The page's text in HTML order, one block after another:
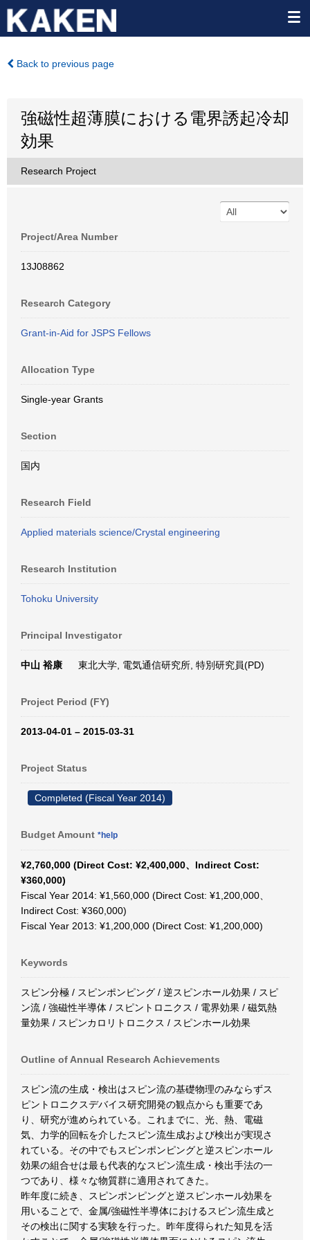
Back to previous page
強磁性超薄膜における電界誘起冷却
効果
Research Project
Project/Area Number
13J08862
Research Category
Grant-in-Aid for JSPS Fellows
Allocation Type
Single-year Grants
Section
国内
Research Field
Applied materials science/Crystal engineering
Research Institution
Tohoku University
Principal Investigator
中山 裕康 東北大学, 電気通信研究所, 特別研究員(PD)
Project Period (FY)
2013-04-01 – 2015-03-31
Project Status
Completed (Fiscal Year 2014)
Budget Amount *help
¥2,760,000 (Direct Cost: ¥2,400,000、Indirect Cost:
¥360,000)
Fiscal Year 2014: ¥1,560,000 (Direct Cost: ¥1,200,000、
Indirect Cost: ¥360,000)
Fiscal Year 2013: ¥1,200,000 (Direct Cost: ¥1,200,000)
Keywords
スピン分極 / スピンポンピング / 逆スピンホール効果 / スピ
ン流 / 強磁性半導体 / スピントロニクス / 電界効果 / 磁気熱
量効果 / スピンカロリトロニクス / スピンホール効果
Outline of Annual Research Achievements
スピン流の生成・検出はスピン流の基礎物理のみならずス
ピントロニクスデバイス研究開発の観点からも重要であ
り、研究が進められている。これまでに、光、熱、電磁
気、力学的回転を介したスピン流生成および検出が実現さ
れている。その中でもスピンポンピングと逆スピンホール
効果の組合せは最も代表的なスピン流生成・検出手法の一
つであり、様々な物質群に適用されてきた。
昨年度に続き、スピンポンピングと逆スピンホール効果を
用いることで、金属/強磁性半導体におけるスピン流生成と
その検出に関する実験を行った。昨年度得られた知見を活